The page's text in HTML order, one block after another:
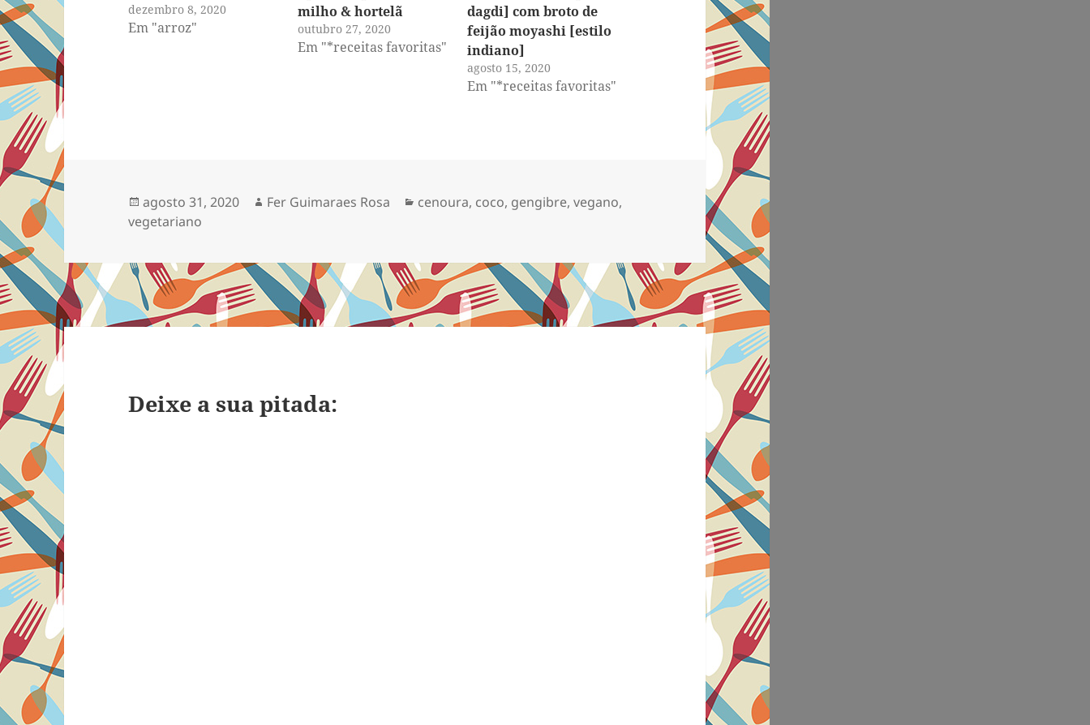
dezembro 8, 2020
Em "arroz"
milho & hortelã
outubro 27, 2020
Em "*receitas favoritas"
dagdi] com broto de
feijão moyashi [estilo
indiano]
agosto 15, 2020
Em "*receitas favoritas"
Publicado
em
agosto 31, 2020 Autor
Fer Guimaraes Rosa Categorias
cenoura, coco, gengibre,vegano,
vegetariano
Deixe a sua pitada: